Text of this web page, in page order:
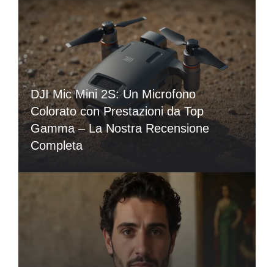
DJI Mic Mini 2S: Un Microfono
Colorato con Prestazioni da Top
Gamma – La Nostra Recensione
Completa